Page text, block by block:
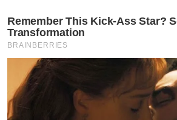
Remember This Kick-Ass Star?
Transformation
BRAINBERRIES